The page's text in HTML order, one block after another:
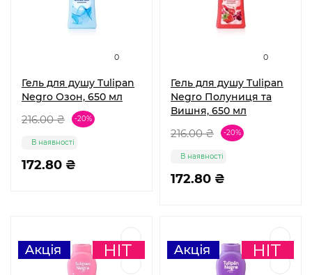
0
Гель для душу Tulipan
Negro Озон, 650 мл
216.00 ₴ -20%
172.80 ₴
В наявності
0
Гель для душу Tulipan
Negro Полуниця та
Вишня, 650 мл
216.00 ₴ -20%
172.80 ₴
В наявності